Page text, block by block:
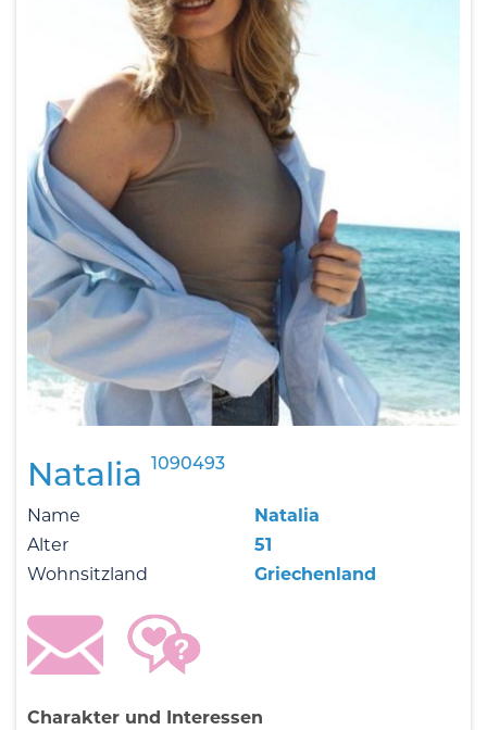
Natalia 1090493
Name
Natalia
Alter
51
Wohnsitzland
Griechenland
Charakter und Interessen